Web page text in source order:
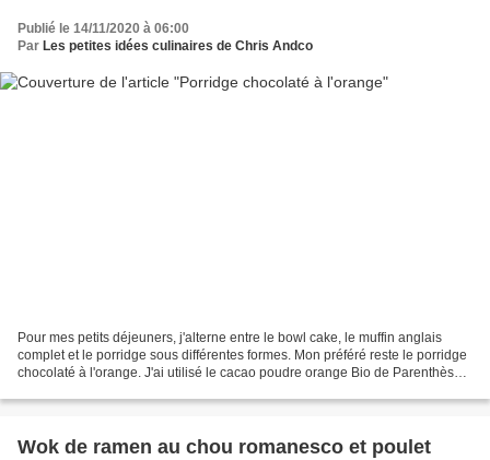
Publié le 14/11/2020 à 06:00
Par Les petites idées culinaires de Chris Andco
Pour mes petits déjeuners, j'alterne entre le bowl cake, le muffin anglais
complet et le porridge sous différentes formes. Mon préféré reste le porridge
chocolaté à l'orange. J'ai utilisé le cacao poudre orange Bio de Parenthèse
Wok de ramen au chou romanesco et poulet